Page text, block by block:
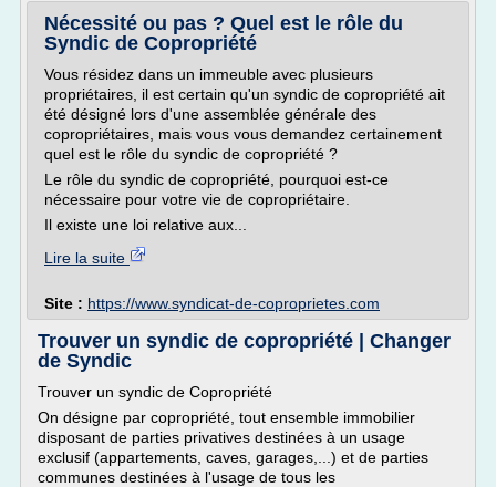
Nécessité ou pas ? Quel est le rôle du
Syndic de Copropriété
Vous résidez dans un immeuble avec plusieurs
propriétaires, il est certain qu'un syndic de copropriété ait
été désigné lors d'une assemblée générale des
copropriétaires, mais vous vous demandez certainement
quel est le rôle du syndic de copropriété ?
Le rôle du syndic de copropriété, pourquoi est-ce
nécessaire pour votre vie de copropriétaire.
Il existe une loi relative aux...
Lire la suite
Site : https://www.syndicat-de-coproprietes.com
Trouver un syndic de copropriété | Changer
de Syndic
Trouver un syndic de Copropriété
On désigne par copropriété, tout ensemble immobilier
disposant de parties privatives destinées à un usage
exclusif (appartements, caves, garages,...) et de parties
communes destinées à l'usage de tous les